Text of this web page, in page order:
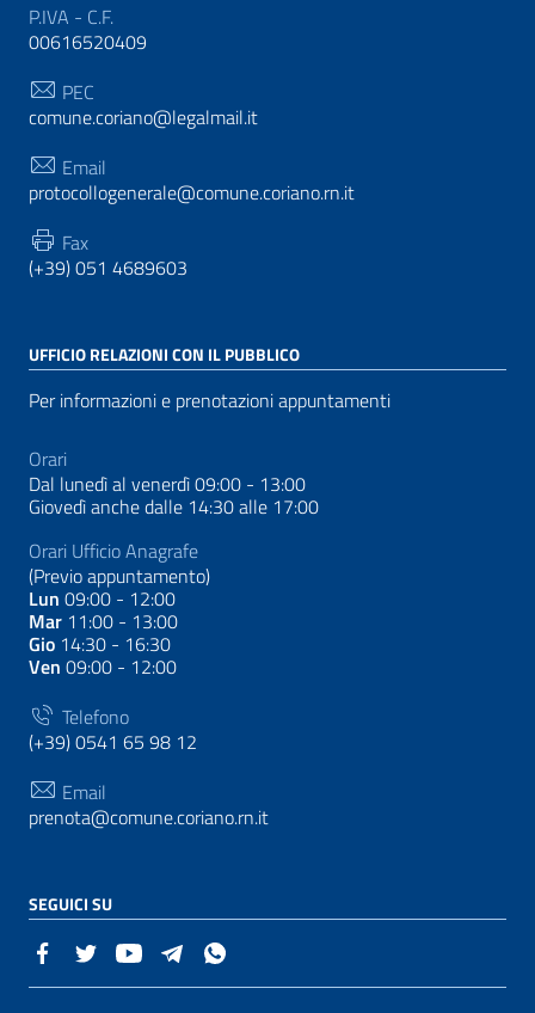
P.IVA - C.F.
00616520409
PEC
comune.coriano@legalmail.it
Email
protocollogenerale@comune.coriano.rn.it
Fax
(+39) 051 4689603
UFFICIO RELAZIONI CON IL PUBBLICO
Per informazioni e prenotazioni appuntamenti
Orari
Dal lunedì al venerdì 09:00 - 13:00
Giovedì anche dalle 14:30 alle 17:00
Orari Ufficio Anagrafe
(Previo appuntamento)
Lun 09:00 - 12:00
Mar 11:00 - 13:00
Gio 14:30 - 16:30
Ven 09:00 - 12:00
Telefono
(+39) 0541 65 98 12
Email
prenota@comune.coriano.rn.it
SEGUICI SU